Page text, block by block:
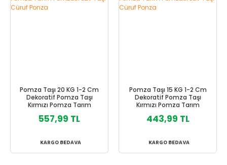
Pomza Taşı 20 KG 1-2 Cm
Dekoratif Pomza Taşı
Kırmızı Pomza Tarım
Ponza
557,99 TL
KARGO BEDAVA
Pomza Taşı 15 KG 1-2 Cm
Dekoratif Pomza Taşı
Kırmızı Pomza Tarım
Ponza
443,99 TL
KARGO BEDAVA